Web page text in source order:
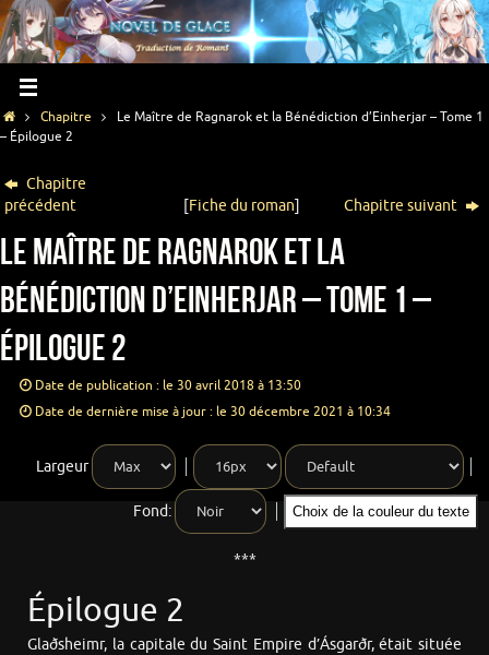
Chapitre
Le Maître de Ragnarok et la Bénédiction d’Einherjar – Tome 1
– Épilogue 2
Chapitre
précédent
[Fiche du roman] Chapitre suivant
Le Maître de Ragnarok et la
Bénédiction d’Einherjar – Tome 1 –
Épilogue 2
Date de publication : le 30 avril 2018 à 13:50
Date de dernière mise à jour : le 30 décembre 2021 à 10:34
Largeur
Fond: Choix de la couleur du texte
***
Épilogue 2
Glaðsheimr, la capitale du Saint Empire d’Ásgarðr, était située